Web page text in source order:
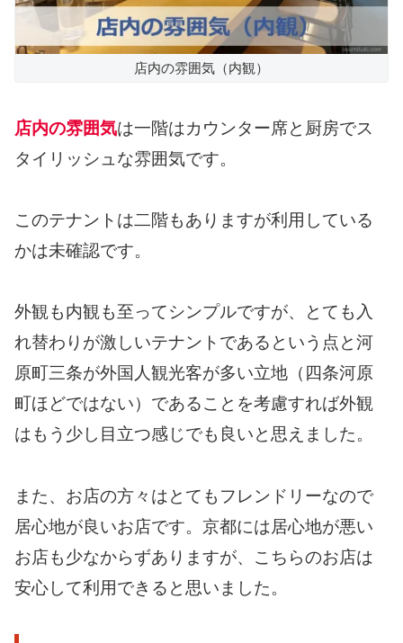
店内の雰囲気（内観）
店内の雰囲気は一階はカウンター席と厨房でス
タイリッシュな雰囲気です。
このテナントは二階もありますが利用している
かは未確認です。
外観も内観も至ってシンプルですが、とても入
れ替わりが激しいテナントであるという点と河
原町三条が外国人観光客が多い立地（四条河原
町ほどではない）であることを考慮すれば外観
はもう少し目立つ感じでも良いと思えました。
また、お店の方々はとてもフレンドリーなので
居心地が良いお店です。京都には居心地が悪い
お店も少なからずありますが、こちらのお店は
安心して利用できると思いました。